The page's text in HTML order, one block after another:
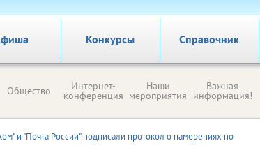
Справочник
Конкурсы
Общество Интернет-
конференция
Наши
мероприятия
Важная
информация!
и "Почта России" подписали протокол о намерениях по